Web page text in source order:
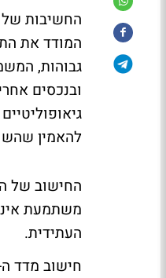
גבוהות,
ובנכסים
להאמין
משתמעת
העתידית.